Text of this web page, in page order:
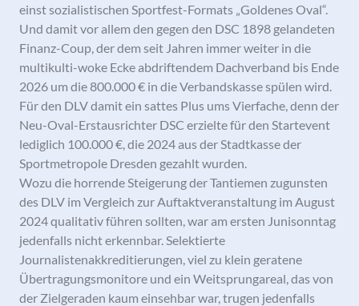
einst sozialistischen Sportfest-Formats „Goldenes Oval“.
Und damit vor allem den gegen den DSC 1898 gelandeten
Finanz-Coup, der dem seit Jahren immer weiter in die
multikulti-woke Ecke abdriftendem Dachverband bis Ende
2026 um die 800.000 € in die Verbandskasse spülen wird.
Für den DLV damit ein sattes Plus ums Vierfache, denn der
Neu-Oval-Erstausrichter DSC erzielte für den Startevent
lediglich 100.000 €, die 2024 aus der Stadtkasse der
Sportmetropole Dresden gezahlt wurden.
Wozu die horrende Steigerung der Tantiemen zugunsten
des DLV im Vergleich zur Auftaktveranstaltung im August
2024 qualitativ führen sollten, war am ersten Junisonntag
jedenfalls nicht erkennbar. Selektierte
Journalistenakkreditierungen, viel zu klein geratene
Übertragungsmonitore und ein Weitsprungareal, das von
der Zielgeraden kaum einsehbar war, trugen jedenfalls